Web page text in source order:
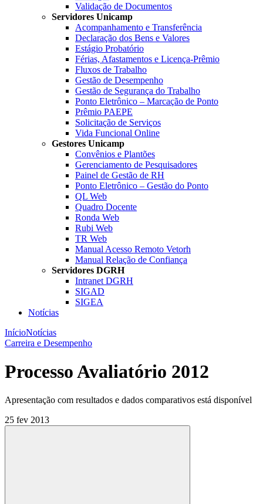
Validação de Documentos
Servidores Unicamp
Acompanhamento e Transferência
Declaração dos Bens e Valores
Estágio Probatório
Férias, Afastamentos e Licença-Prêmio
Fluxos de Trabalho
Gestão de Desempenho
Gestão de Segurança do Trabalho
Ponto Eletrônico – Marcação de Ponto
Prêmio PAEPE
Solicitação de Serviços
Vida Funcional Online
Gestores Unicamp
Convênios e Plantões
Gerenciamento de Pesquisadores
Painel de Gestão de RH
Ponto Eletrônico – Gestão do Ponto
QL Web
Quadro Docente
Ronda Web
Rubi Web
TR Web
Manual Acesso Remoto Vetorh
Manual Relação de Confiança
Servidores DGRH
Intranet DGRH
SIGAD
SIGEA
Notícias
InícioNotícias
Carreira e Desempenho
Processo Avaliatório 2012
Apresentação com resultados e dados comparativos está disponível
25 fev 2013